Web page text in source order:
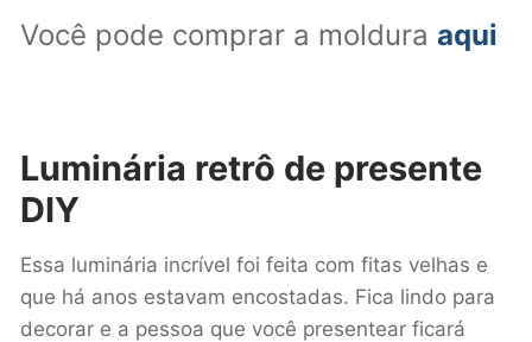
Você pode comprar a moldura aqui
Luminária retrô de presente
DIY
Essa luminária incrível foi feita com fitas velhas e
que há anos estavam encostadas. Fica lindo para
decorar e a pessoa que você presentear ficará